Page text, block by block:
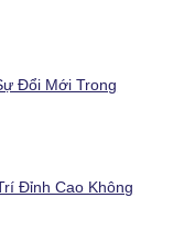
Đổi Mới Trong
Đỉnh Cao Không